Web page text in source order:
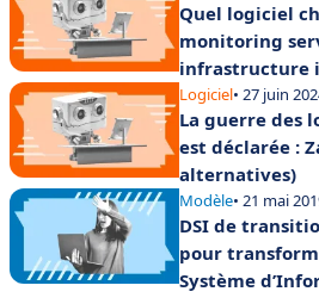
Quel logiciel
monitoring
infrastructure
Logiciel• 27 juin
La guerre des
est déclarée :
alternatives)
Modèle• 21 mai
DSI de
pour
Système